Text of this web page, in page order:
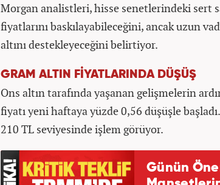
Morgan analistleri, hisse senetlerindeki sert
fiyatlarını baskılayabileceğini, ancak uzun
altını destekleyeceğini belirtiyor.
GRAM ALTIN FİYATLARINDA DÜŞÜŞ
Ons altın tarafında yaşanan gelişmelerin
fiyatı yeni haftaya yüzde 0,56 düşüşle
210 TL seviyesinde işlem görüyor.